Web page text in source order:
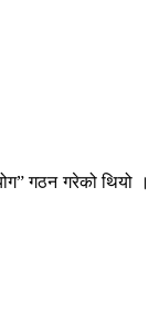
गठन गरेको थियो ।